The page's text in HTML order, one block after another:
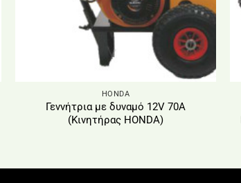
HONDA
Γεννήτρια με δυναμό 12V 70Α
(Κινητήρας HONDA)